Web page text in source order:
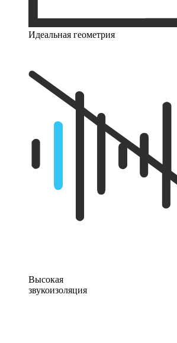
Идеальная геометрия
Высокая
звукоизоляция